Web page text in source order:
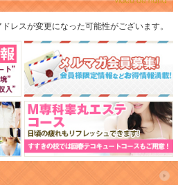
レスが変更になった可能性がございます。